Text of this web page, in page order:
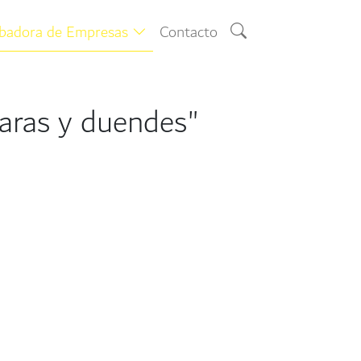
de Empresas Contacto
y duendes"